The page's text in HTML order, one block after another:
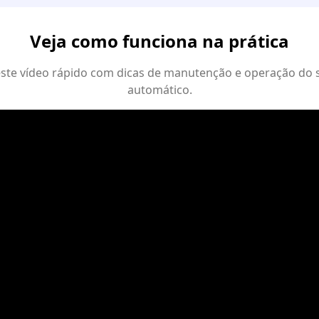
Veja como funciona na prática
vídeo rápido com dicas de manutenção e operação do
automático.